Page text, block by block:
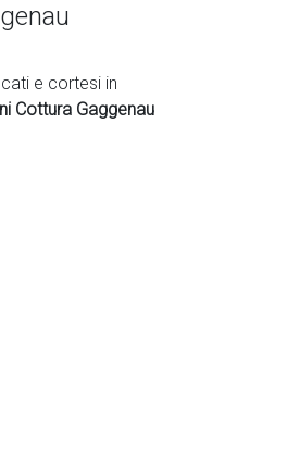
e cortesi in
Cottura Gaggenau